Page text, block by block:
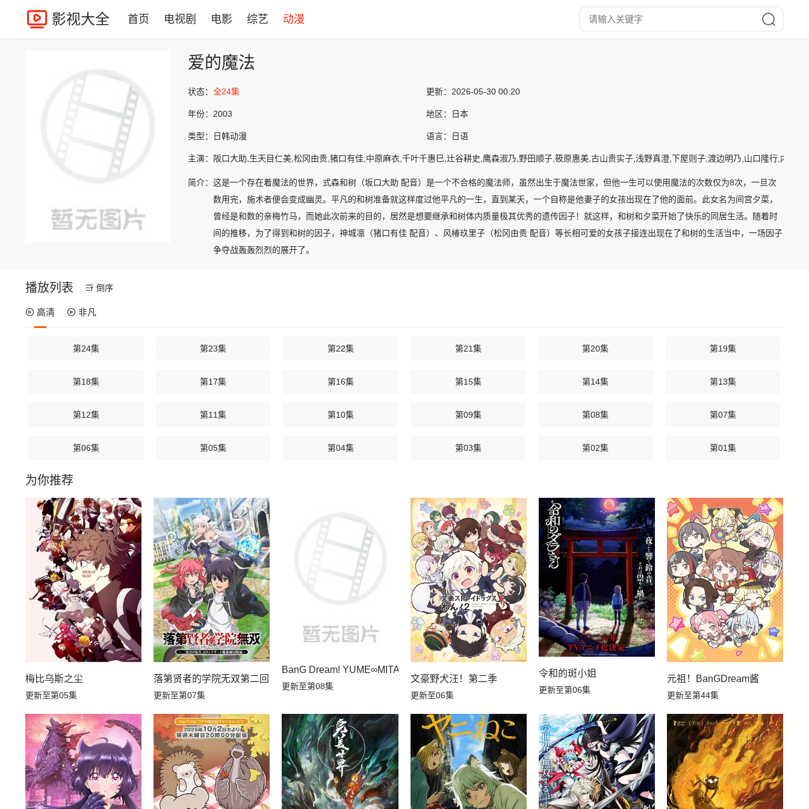
影视大全 首页 电视剧 电影 综艺 动漫
爱的魔法
状态： 全24集 更新： 2026-05-30 00:20
年份： 2003 地区： 日本
类型： 日韩动漫 语言： 日语
主演： 阪口大助,生天目仁美,松冈由贵,猪口有佳,中原麻衣,千叶千惠巳,辻谷耕史,鹰森淑乃,野田顺子,筱原惠美,古山贵实子,浅野真澄,下屋则子,渡边明乃,山口隆行,内
简介： 这是一个存在着魔法的世界，式森和树（坂口大助 配音）是一个不合格的魔法师，虽然出生于魔法世家，但他一生可以使用魔法的次数仅为8次，一旦次
数用完，施术者便会变成幽灵。平凡的和树准备就这样度过他平凡的一生，直到某天，一个自称是他妻子的女孩出现在了他的面前。此女名为间宫夕菜，
曾经是和数的亲梅竹马，而她此次前来的目的，居然是想要继承和树体内质量极其优秀的遗传因子！就这样，和树和夕菜开始了快乐的同居生活。随着时
间的推移，为了得到和树的因子，神城凛（猪口有佳 配音）、风椿玖里子（松冈由贵 配音）等长相可爱的女孩子接连出现在了和树的生活当中，一场因子
争夺战轰轰烈烈的展开了。
播放列表 倒序
高清 非凡
第24集 第23集 第22集 第21集 第20集 第19集
第18集 第17集 第16集 第15集 第14集 第13集
第12集 第11集 第10集 第09集 第08集 第07集
第06集 第05集 第04集 第03集 第02集 第01集
为你推荐
梅比乌斯之尘
更新至第05集
落第贤者的学院无双第二回转生，S等级作弊魔术师冒险记
更新至第07集
BanG Dream! YUME∞MITA
更新至第08集
文豪野犬汪！第二季
更新至06集
令和的斑小姐
更新至第06集
元祖！BanGDream酱
更新至第44集